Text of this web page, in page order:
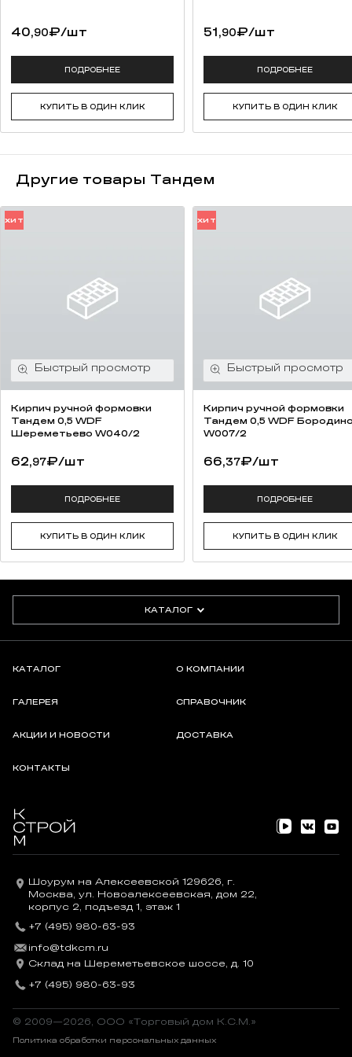
потертостей).
заказ (от 50 000 штук);
сохранение традиций русских мастеров.
40,90₽/шт
ПОДРОБНЕЕ
КУПИТЬ В ОДИН КЛИК
51,90₽/шт
ПОДРОБНЕЕ
КУПИТЬ В ОДИН КЛИК
Другие товары Тандем
ХИТ
Кирпич ручной формовки
Тандем 0,5 WDF
Шереметьево W040/2
62,97₽/шт
ПОДРОБНЕЕ
КУПИТЬ В ОДИН КЛИК
ХИТ
Кирпич ручной формовки
Тандем 0,5 WDF
W007/2
66,37₽/шт
ПОДРОБНЕЕ
КУПИТЬ В ОДИН КЛИК
КАТАЛОГ
КАТАЛОГ О КОМПАНИИ
ГАЛЕРЕЯ СПРАВОЧНИК
АКЦИИ И НОВОСТИ ДОСТАВКА
КОНТАКТЫ
Шоурум на Алексеевской 129626, г.
Москва, ул. Новоалексеевская, дом 22,
корпус 2, подъезд 1, этаж 1
+7 (495) 980-63-93
info@tdkcm.ru
Склад на Шереметьевское шоссе, д. 10
+7 (495) 980-63-93
© 2009—2026, OOO «Торговый дом К.С.М.»
Политика обработки персональных данных